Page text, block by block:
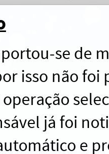
se de
isso não foi
operação
já foi
e